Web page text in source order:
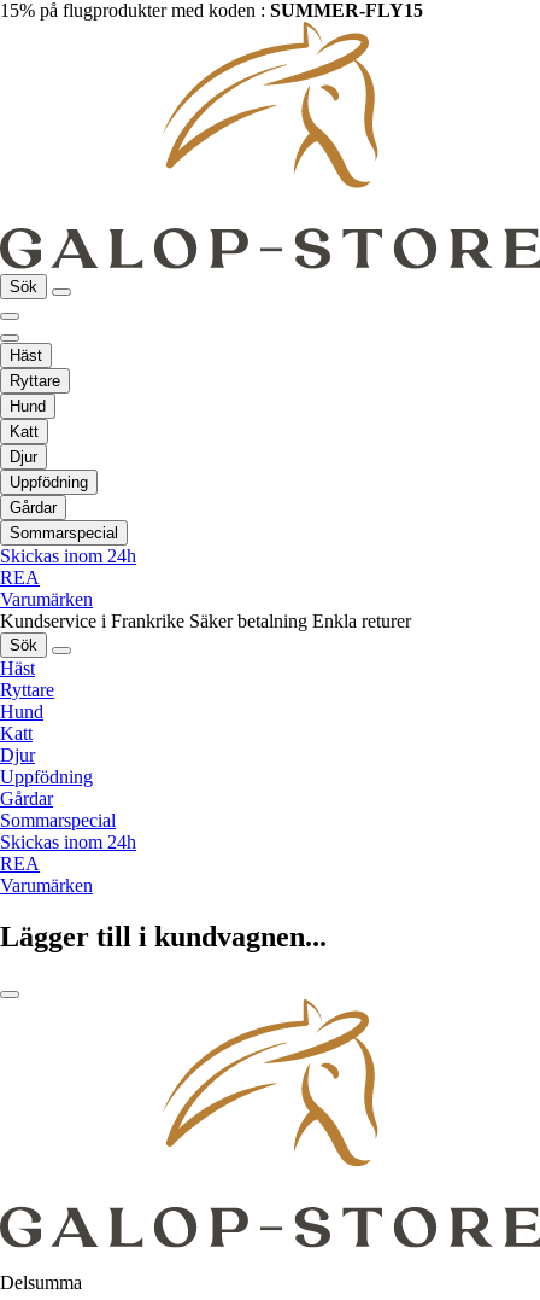
15% på flugprodukter med koden : SUMMER-FLY15
Sök
Häst
Ryttare
Hund
Katt
Djur
Uppfödning
Gårdar
Sommarspecial
Skickas inom 24h
REA
Varumärken
Kundservice i Frankrike Säker betalning Enkla returer
Sök
Häst
Ryttare
Hund
Katt
Djur
Uppfödning
Gårdar
Sommarspecial
Skickas inom 24h
REA
Varumärken
Lägger till i kundvagnen...
Delsumma